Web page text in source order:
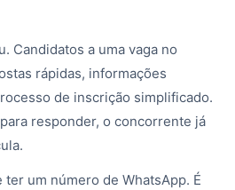
Candidatos a uma vaga no
rápidas, informações
de inscrição simplificado.
responder, o concorrente já
ter um número de WhatsApp. É